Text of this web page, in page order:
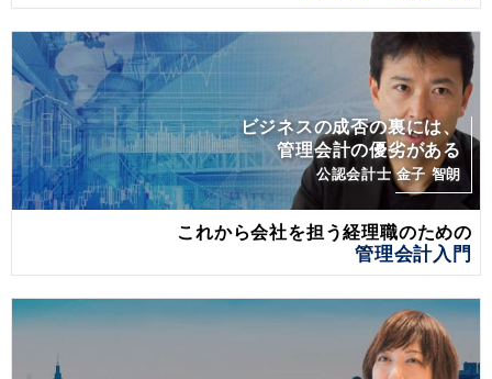
ビジネスの成否の裏には、
管理会計の優劣がある
公認会計士 金子 智朗
これから会社を担う経理職のための
管理会計入門